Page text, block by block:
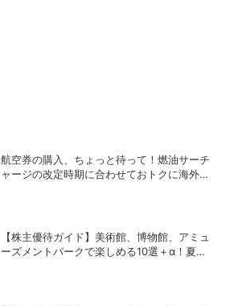
航空券の購入、ちょっと待って！燃油サーチ
ャージの改定時期に合わせておトクに海外航
【株主優待ガイド】美術館、博物館、アミュ
ーズメントパークで楽しめる10選＋α！夏休